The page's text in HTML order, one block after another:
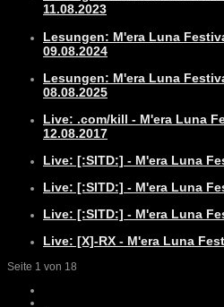
11.08.2023
Lesungen: M'era Luna
09.08.2024
Lesungen: M'era Luna
08.08.2025
Live: .com/kill - M'era Luna
12.08.2017
Live: [:SITD:] - M'era Luna
Live: [:SITD:] - M'era Luna
Live: [:SITD:] - M'era Luna
Live: [X]-RX - M'era Luna
Seite 1 von 18